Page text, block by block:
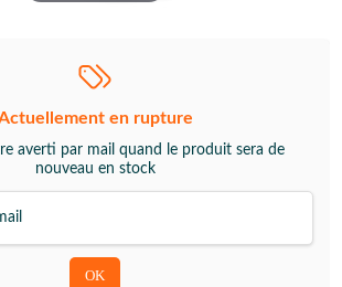
en rupture
averti par mail quand le produit sera de
nouveau en stock